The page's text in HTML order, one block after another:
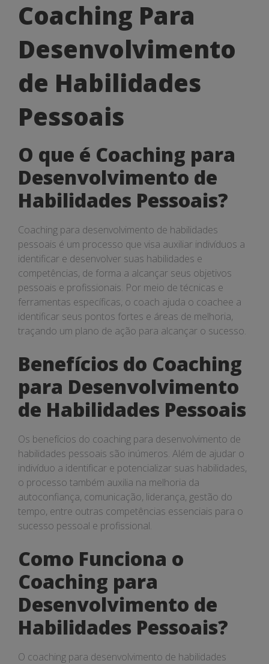
Coaching
Para
Desenvolvimento
de
Habilidades
Pessoais
Coaching Para
Desenvolvimento
de Habilidades
Pessoais
O que é Coaching para
Desenvolvimento de
Habilidades Pessoais?
Coaching para desenvolvimento de habilidades
pessoais é um processo que visa auxiliar indivíduos a
identificar e desenvolver suas habilidades e
competências, de forma a alcançar seus objetivos
pessoais e profissionais. Por meio de técnicas e
ferramentas específicas, o coach ajuda o coachee a
identificar seus pontos fortes e áreas de melhoria,
traçando um plano de ação para alcançar o sucesso.
Benefícios do Coaching
para Desenvolvimento
de Habilidades Pessoais
Os benefícios do coaching para desenvolvimento de
habilidades pessoais são inúmeros. Além de ajudar o
indivíduo a identificar e potencializar suas habilidades,
o processo também auxilia na melhoria da
autoconfiança, comunicação, liderança, gestão do
tempo, entre outras competências essenciais para o
sucesso pessoal e profissional.
Como Funciona o
Coaching para
Desenvolvimento de
Habilidades Pessoais?
O coaching para desenvolvimento de habilidades